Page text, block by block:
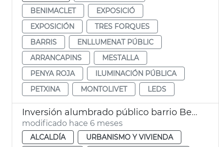
BENIMACLET
EXPOSICIÓ
EXPOSICIÓN
TRES FORQUES
BARRIS
ENLLUMENAT PÚBLIC
ARRANCAPINS
MESTALLA
PENYA ROJA
ILUMINACIÓN PÚBLICA
PETXINA
MONTOLIVET LEDS
Inversión alumbrado público barrio Benicalap
modificado hace 6 meses
ALCALDÍA
URBANISMO Y VIVIENDA